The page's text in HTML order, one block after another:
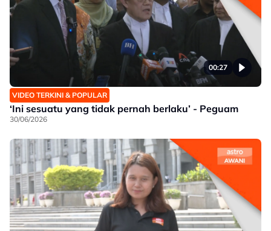
00:27
VIDEO TERKINI & POPULAR
‘Ini sesuatu yang tidak pernah berlaku’ - Peguam
30/06/2026